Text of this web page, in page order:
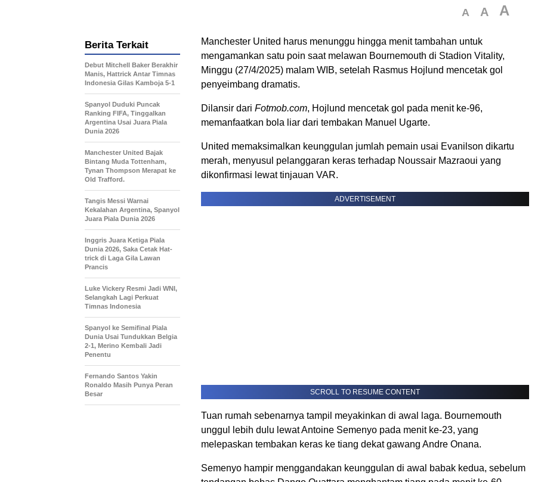
A A A
Manchester United harus menunggu hingga menit tambahan untuk
mengamankan satu poin saat melawan Bournemouth di Stadion Vitality,
Minggu (27/4/2025) malam WIB, setelah Rasmus Hojlund mencetak gol
penyeimbang dramatis.
Dilansir dari Fotmob.com, Hojlund mencetak gol pada menit ke-96,
memanfaatkan bola liar dari tembakan Manuel Ugarte.
United memaksimalkan keunggulan jumlah pemain usai Evanilson dikartu
merah, menyusul pelanggaran keras terhadap Noussair Mazraoui yang
dikonfirmasi lewat tinjauan VAR.
ADVERTISEMENT
SCROLL TO RESUME CONTENT
Tuan rumah sebenarnya tampil meyakinkan di awal laga. Bournemouth
unggul lebih dulu lewat Antoine Semenyo pada menit ke-23, yang
melepaskan tembakan keras ke tiang dekat gawang Andre Onana.
Semenyo hampir menggandakan keunggulan di awal babak kedua, sebelum
Berita Terkait
Debut Mitchell Baker Berakhir
Manis, Hattrick Antar Timnas
Indonesia Gilas Kamboja 5-1
Spanyol Duduki Puncak
Ranking FIFA, Tinggalkan
Argentina Usai Juara Piala
Dunia 2026
Manchester United Bajak
Bintang Muda Tottenham,
Tynan Thompson Merapat ke
Old Trafford.
Tangis Messi Warnai
Kekalahan Argentina, Spanyol
Juara Piala Dunia 2026
Inggris Juara Ketiga Piala
Dunia 2026, Saka Cetak Hat-
trick di Laga Gila Lawan
Prancis
Luke Vickery Resmi Jadi WNI,
Selangkah Lagi Perkuat
Timnas Indonesia
Spanyol ke Semifinal Piala
Dunia Usai Tundukkan Belgia
2-1, Merino Kembali Jadi
Penentu
Fernando Santos Yakin
Ronaldo Masih Punya Peran
Besar